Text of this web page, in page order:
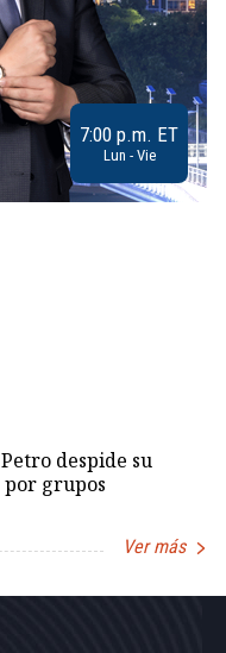
7:00 p.m. ET
Lun - Vie
despide su
por grupos
Ver más